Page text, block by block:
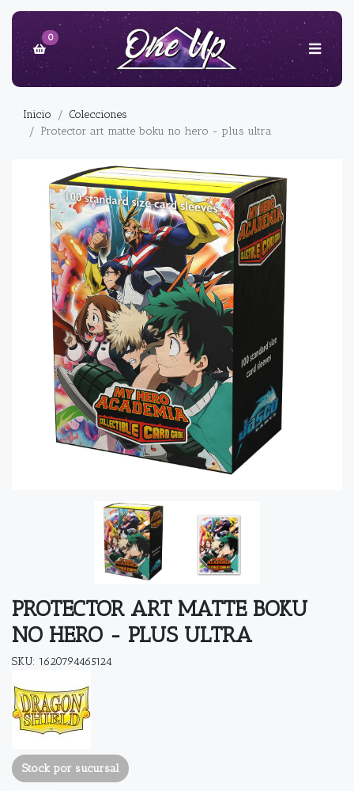
0
Inicio
Colecciones
Protector art matte boku no hero - plus ultra
PROTECTOR ART MATTE BOKU
NO HERO - PLUS ULTRA
SKU: 1620794465124
Stock por sucursal